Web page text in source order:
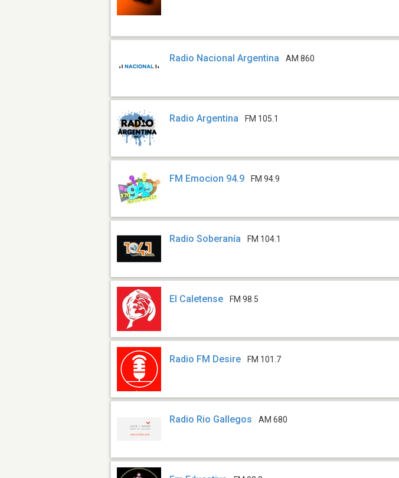
Radio Nacional Argentina AM 860
Radio Argentina FM 105.1
FM Emocion 94.9 FM 94.9
Radio Soberanía FM 104.1
El Caletense FM 98.5
Radio FM Desire FM 101.7
Radio Rio Gallegos AM 680